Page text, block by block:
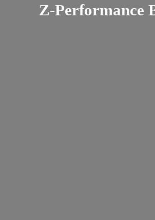
Z-Performance